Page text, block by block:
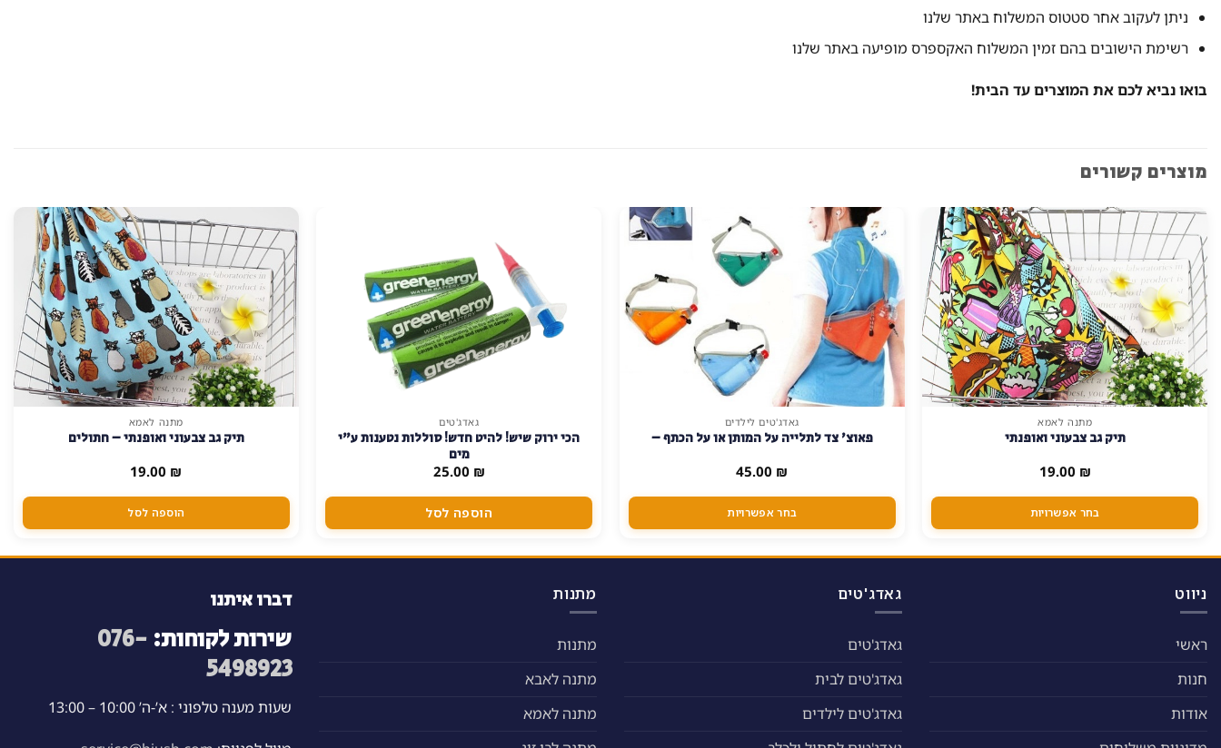
ניתן לעקוב אחר סטטוס המשלוח באתר שלנו
רשימת הישובים בהם זמין המשלוח האקספרס מופיעה באתר שלנו
בואו נביא לכם את המוצרים עד הבית!
מוצרים קשורים
מתנה לאמא
תיק גב צבעוני ואופנתי
19.00 ₪
בחר אפשרויות
סוגים.
ניתן
האפשרויות
בעמוד
גאדג'טים לילדים
פאוצ' צד לתלייה על המותן או על הכתף –
45.00 ₪
בחר אפשרויות
גאדג'טים
הכי ירוק שיש! להיט חדש! סוללות נטענות ע"י
מים
25.00 ₪
הוספה לסל
מתנה לאמא
תיק גב צבעוני ואופנתי – חתולים
19.00 ₪
הוספה לסל
ניווט
ראשי
חנות
אודות
גאדג'טים
גאדג'טים
גאדג'טים לבית
גאדג'טים לילדים
מתנות
מתנות
מתנה לאבא
מתנה לאמא
דברו איתנו
שירות לקוחות: 076-
5498923
שעות מענה טלפוני : א’-ה’ 10:00 – 13:00